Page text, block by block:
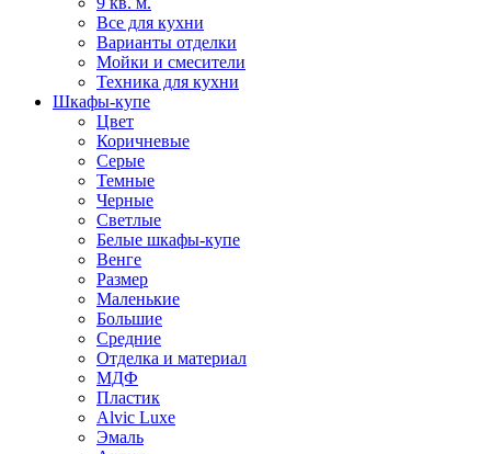
Все для кухни
Варианты отделки
Мойки и смесители
Техника для кухни
Шкафы-купе
Цвет
Коричневые
Серые
Темные
Черные
Светлые
Белые шкафы-купе
Венге
Размер
Маленькие
Большие
Средние
Отделка и материал
МДФ
Пластик
Alvic Luxe
Эмаль